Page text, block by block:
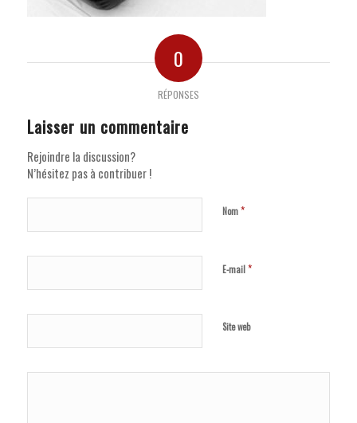
0
RÉPONSES
Laisser un commentaire
Rejoindre la discussion?
N’hésitez pas à contribuer !
Nom*
E-mail*
Site web